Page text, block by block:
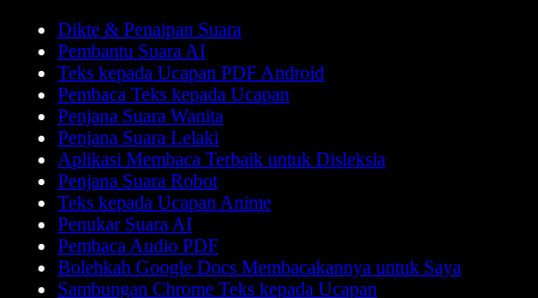
Dikte & Penaipan Suara
Pembantu Suara AI
Teks kepada Ucapan PDF Android
Pembaca Teks kepada Ucapan
Penjana Suara Wanita
Penjana Suara Lelaki
Aplikasi Membaca Terbaik untuk Disleksia
Penjana Suara Robot
Teks kepada Ucapan Anime
Penukar Suara AI
Pembaca Audio PDF
Bolehkah Google Docs Membacakannya untuk Saya
Sambungan Chrome Teks kepada Ucapan